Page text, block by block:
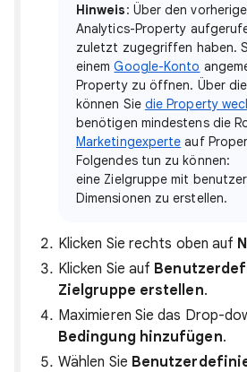
Hinweis: Über den
Analytics-Property
zuletzt zugegriffen haben.
einemGoogle-Konto
Property zu öffnen. Über
können Sie die Property
benötigen mindestens die
Marketingexperte auf
Folgendes tun zu können:
eine Zielgruppe mit
Dimensionen zu erstellen.
Klicken Sie rechts oben auf
Klicken Sie auf
Zielgruppe erstellen.
Maximieren Sie das Drop-
Bedingung hinzufügen.
Wählen Sie